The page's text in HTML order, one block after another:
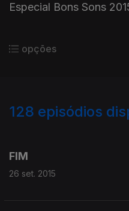
Especial Bons Sons
opções
128 episódios
FIM
26 set. 2015